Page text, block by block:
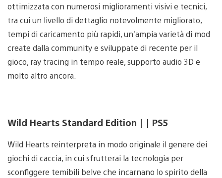
ottimizzata con numerosi miglioramenti visivi e tecnici,
tra cui un livello di dettaglio notevolmente migliorato,
tempi di caricamento più rapidi, un’ampia varietà di mod
create dalla community e sviluppate di recente per il
gioco, ray tracing in tempo reale, supporto audio 3D e
molto altro ancora.
Wild Hearts Standard Edition | | PS5
Wild Hearts reinterpreta in modo originale il genere dei
giochi di caccia, in cui sfrutterai la tecnologia per
sconfiggere temibili belve che incarnano lo spirito della